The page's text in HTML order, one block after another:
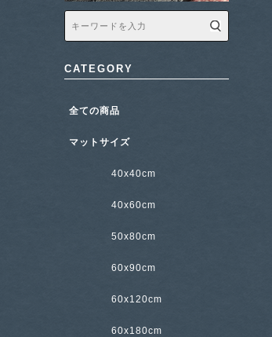
CATEGORY
全ての商品
マットサイズ
40x40cm
40x60cm
50x80cm
60x90cm
60x120cm
60x180cm